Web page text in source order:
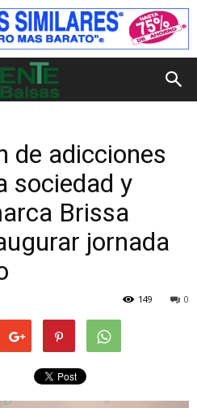
de adicciones
sociedad y
Brissa
jornada
0
149